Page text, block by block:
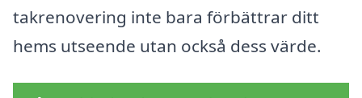
takrenovering inte bara förbättrar ditt
hems utseende utan också dess värde.